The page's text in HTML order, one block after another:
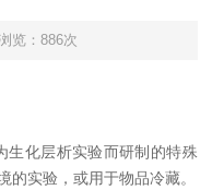
览：886次
生化层析实验而研制的特殊
的实验，或用于物品冷藏。